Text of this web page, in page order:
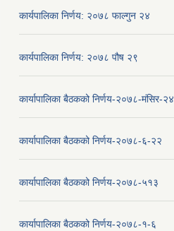
कार्यपालिका निर्णय: २०७८ फाल्गुन २४
कार्यपालिका निर्णय: २०७८ पौष २९
कार्यापालिका बैठकको निर्णय-२०७८-मंसिर-२४
कार्यापालिका बैठकको निर्णय-२०७८-६-२२
कार्यापालिका बैठकको निर्णय-२०७८-५१३
कार्यापालिका बैठकको निर्णय-२०७८-१-६